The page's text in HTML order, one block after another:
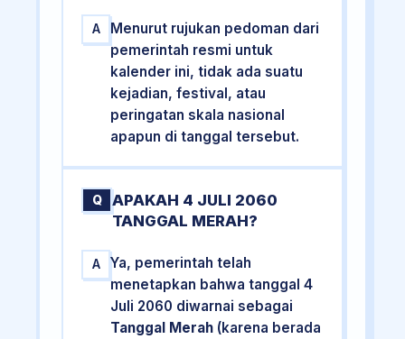
A
Menurut rujukan pedoman dari
pemerintah resmi untuk
kalender ini, tidak ada suatu
kejadian, festival, atau
peringatan skala nasional
apapun di tanggal tersebut.
Q
APAKAH 4 JULI 2060
TANGGAL MERAH?
A
Ya, pemerintah telah
menetapkan bahwa tanggal 4
Juli 2060 diwarnai sebagai
Tanggal Merah (karena berada